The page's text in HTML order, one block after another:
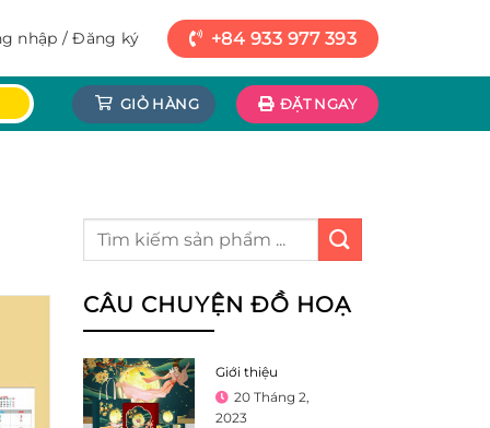
nhập / Đăng ký +84 933 977 393
GIỎ HÀNG ĐẶT NGAY
CÂU CHUYỆN ĐỒ HOẠ
Giới thiệu
20 Tháng 2,
2023